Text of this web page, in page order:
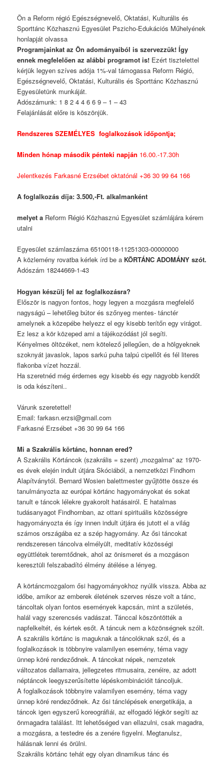
Ön a Reform régió Egészségnevelő, Oktatási, Kulturális és
Sporttánc Közhasznú Egyesület Pszicho-Edukációs Műhelyének
honlapját olvassa
Programjainkat az Ön adományaiból is szervezzük! Így
ennek megfelelően az alábbi programot is! Ezért tisztelettel
kérjük legyen szíves adója 1%-val támogassa Reform Régió,
Egészségnevelő, Oktatási, Kulturális és Sporttánc Közhasznú
Egyesületünk munkáját.
Adószámunk: 1 8 2 4 4 6 6 9 – 1 – 43
Felajánlását előre is köszönjük.
Rendszeres SZEMÉLYES foglalkozások időpontja;
Minden hónap második pénteki napján 16.00.-17.30h
Jelentkezés Farkasné Erzsébet oktatónál +36 30 99 64 166
A foglalkozás díja: 3.500,-Ft. alkalmanként
melyet a Reform Régió Közhasznú Egyesület számlájára kérem
utalni
Egyesület számlaszáma 65100118-11251303-00000000
A közlemény rovatba kérlek írd be a KÖRTÁNC ADOMÁNY szót.
Adószám 18244669-1-43
Hogyan készülj fel az foglalkozásra?
Először is nagyon fontos, hogy legyen a mozgásra megfelelő
nagyságú – lehetőleg bútor és szőnyeg mentes- tánctér
amelynek a közepébe helyezz el egy kisebb terítőn egy virágot.
Ez lesz a kör közeped ami a tájékozódást jól segíti.
Kényelmes öltözéket, nem kötelező jellegűen, de a hölgyeknek
szoknyát javaslok, lapos sarkú puha talpú cipellőt és fél literes
flakonba vízet hozzál.
Ha szeretnéd még érdemes egy kisebb és egy nagyobb kendőt
is oda készíteni..
Várunk szeretettel!
Email: farkasn.erzsi@gmail.com
Farkasné Erzsébet +36 30 99 64 166
Mi a Szakrális körtánc, honnan ered?
A Szakrális Körtáncok (szakrális = szent) „mozgalma” az 1970-
es évek elején indult útjára Skóciából, a nemzetközi Findhorn
Alapítványtól. Bernard Wosien balettmester gyűjtötte össze és
tanulmányozta az európai körtánc hagyományokat és sokat
tanult e táncok lélekre gyakorolt hatásairól. E hatalmas
tudásanyagot Findhornban, az ottani spirituális közösségre
hagyományozta és így innen indult útjára és jutott el a világ
számos országába ez a szép hagyomány. Az ősi táncokat
rendszeresen táncolva elmélyült, meditatív közösségi
együttlétek teremtődnek, ahol az önismeret és a mozgáson
keresztüli felszabadító élmény átélése a lényeg.
A körtáncmozgalom ősi hagyományokhoz nyúlik vissza. Abba az
időbe, amikor az emberek életének szerves része volt a tánc,
táncoltak olyan fontos események kapcsán, mint a születés,
halál vagy szerencsés vadászat. Tánccal köszöntötték a
napfelkeltét, és kértek esőt. A táncuk nem a közönségnek szólt.
A szakrális körtánc is maguknak a táncolóknak szól, és a
foglalkozások is többnyire valamilyen esemény, téma vagy
ünnep köré rendeződnek. A táncokat népek, nemzetek
változatos dallamaira, jellegzetes ritmusaira, zenéire, az adott
néptáncok leegyszerűsítette lépéskombinációit táncoljuk.
A foglalkozások többnyire valamilyen esemény, téma vagy
ünnep köré rendeződnek. Az ősi tánclépések energetikája, a
táncok igen egyszerű koreográfiái, az elfogadó légkör segíti az
önmagadra találást. Itt lehetőséged van ellazulni, csak magadra,
a mozgásra, a testedre és a zenére figyelni. Megtanulsz,
hálásnak lenni és örülni.
Szakrális körtánc tehát egy olyan dinamikus tánc és